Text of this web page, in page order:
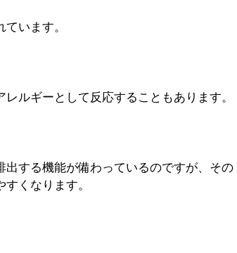
います。
ルギーとして反応することもあります。
する機能が備わっているのですが、その
くなります。